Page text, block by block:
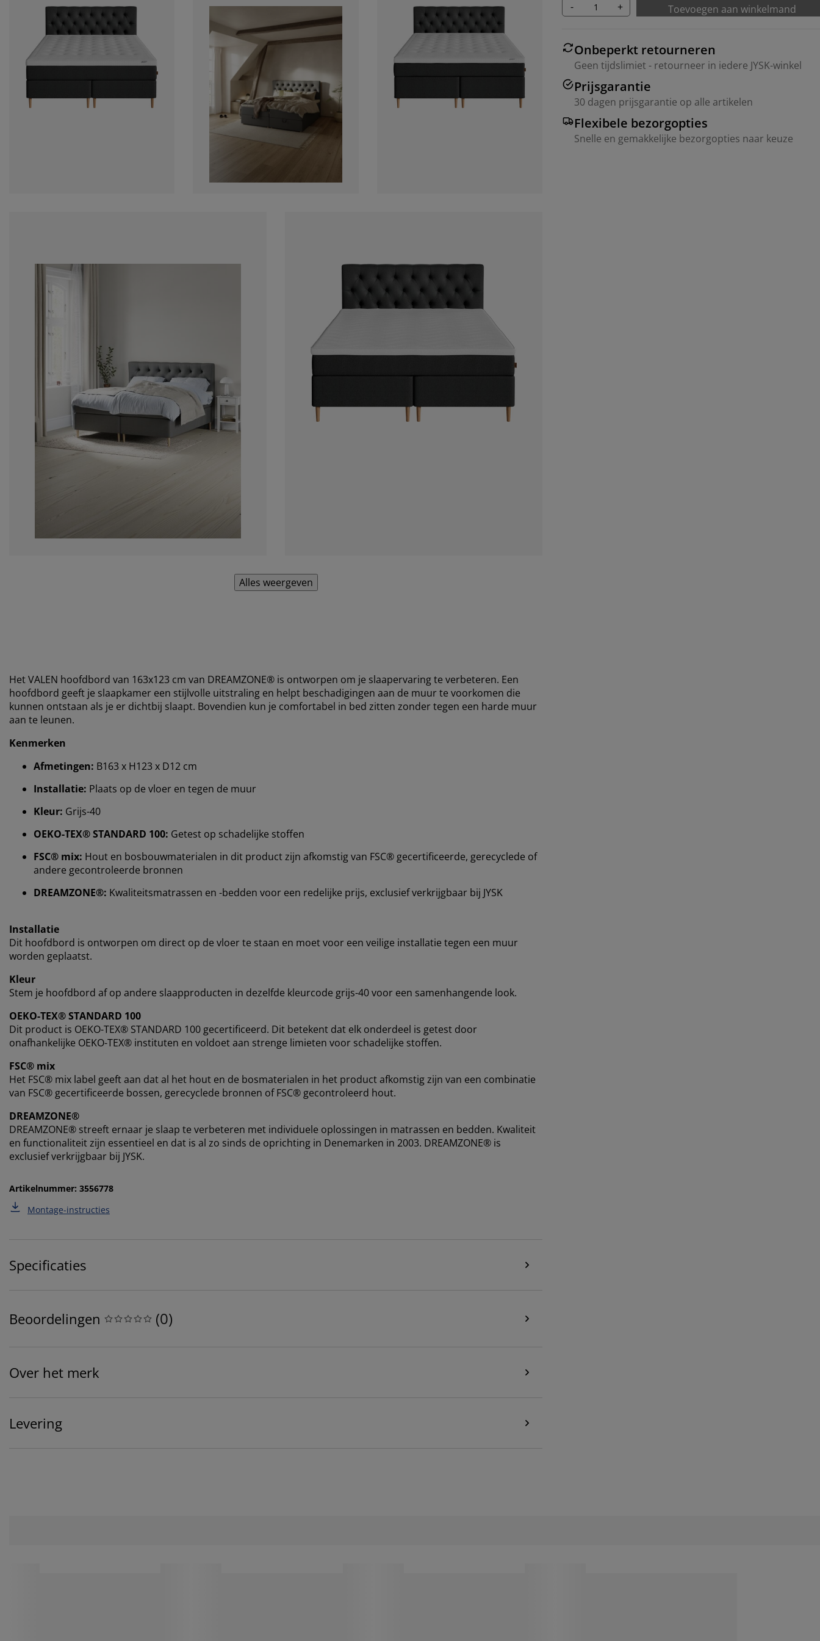
Alles weergeven
- + Toevoegen aan winkelmand
Onbeperkt retourneren
Geen tijdslimiet - retourneer in iedere JYSK-winkel
Prijsgarantie
30 dagen prijsgarantie op alle artikelen
Flexibele bezorgopties
Snelle en gemakkelijke bezorgopties naar keuze
Het VALEN hoofdbord van 163x123 cm van DREAMZONE® is ontworpen om je slaapervaring te verbeteren. Een
hoofdbord geeft je slaapkamer een stijlvolle uitstraling en helpt beschadigingen aan de muur te voorkomen die
kunnen ontstaan ​​als je er dichtbij slaapt. Bovendien kun je comfortabel in bed zitten zonder tegen een harde muur
aan te leunen.
Kenmerken
Afmetingen: B163 x H123 x D12 cm
Installatie: Plaats op de vloer en tegen de muur
Kleur: Grijs-40
OEKO-TEX® STANDARD 100: Getest op schadelijke stoffen
FSC® mix: Hout en bosbouwmaterialen in dit product zijn afkomstig van FSC® gecertificeerde, gerecyclede of
andere gecontroleerde bronnen
DREAMZONE®: Kwaliteitsmatrassen en -bedden voor een redelijke prijs, exclusief verkrijgbaar bij JYSK
Installatie
Dit hoofdbord is ontworpen om direct op de vloer te staan ​​en moet voor een veilige installatie tegen een muur
worden geplaatst.
Kleur
Stem je hoofdbord af op andere slaapproducten in dezelfde kleurcode grijs-40 voor een samenhangende look.
OEKO-TEX® STANDARD 100
Dit product is OEKO-TEX® STANDARD 100 gecertificeerd. Dit betekent dat elk onderdeel is getest door
onafhankelijke OEKO-TEX® instituten en voldoet aan strenge limieten voor schadelijke stoffen.
FSC® mix
Het FSC® mix label geeft aan dat al het hout en de bosmaterialen in het product afkomstig zijn van een combinatie
van FSC® gecertificeerde bossen, gerecyclede bronnen of FSC® gecontroleerd hout.
DREAMZONE®
DREAMZONE® streeft ernaar je slaap te verbeteren met individuele oplossingen in matrassen en bedden. Kwaliteit
en functionaliteit zijn essentieel en dat is al zo sinds de oprichting in Denemarken in 2003. DREAMZONE® is
exclusief verkrijgbaar bij JYSK.
Artikelnummer: 3556778
Montage-instructies
Specificaties
Beoordelingen (0)
Over het merk
Levering